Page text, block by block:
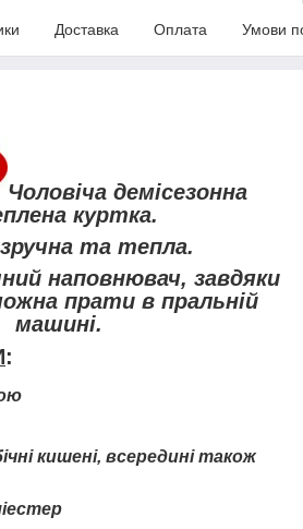
Доставка Оплата Умови
Чоловіча демісезонна
куртка.
та тепла.
наповнювач, завдяки
прати в пральній
машині.
:
кишені, всередині також